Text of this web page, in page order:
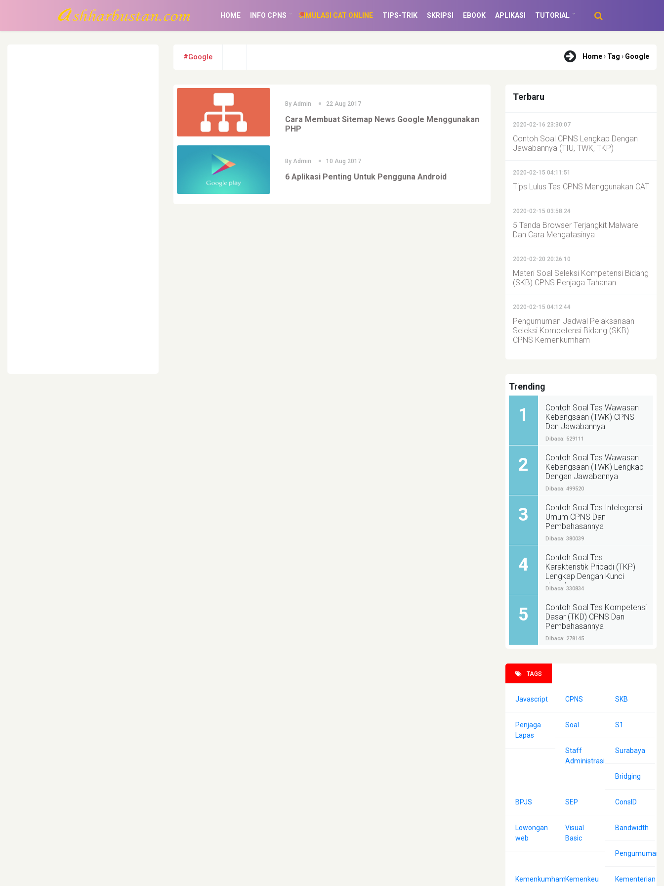
HOME(CURRENT)
INFO CPNS SIMULASI CAT ONLINE TIPS-TRIK SKRIPSI EBOOK APLIKASI TUTORIAL
#Google Home› Tag › Google
By Admin 22 Aug 2017
Cara Membuat Sitemap News Google Menggunakan
PHP
By Admin 10 Aug 2017
6 Aplikasi Penting Untuk Pengguna Android
Terbaru
2020-02-16 23:30:07
Contoh Soal CPNS Lengkap Dengan
Jawabannya (TIU, TWK, TKP)
2020-02-15 04:11:51
Tips Lulus Tes CPNS Menggunakan CAT
2020-02-15 03:58:24
5 Tanda Browser Terjangkit Malware
Dan Cara Mengatasinya
2020-02-20 20:26:10
Materi Soal Seleksi Kompetensi Bidang
(SKB) CPNS Penjaga Tahanan
2020-02-15 04:12:44
Pengumuman Jadwal Pelaksanaan
Seleksi Kompetensi Bidang (SKB)
CPNS Kemenkumham
Trending
1
Contoh Soal Tes Wawasan
Kebangsaan (TWK) CPNS
Dan Jawabannya
Dibaca: 529111
2
Contoh Soal Tes Wawasan
Kebangsaan (TWK) Lengkap
Dengan Jawabannya
Dibaca: 499520
3
Contoh Soal Tes Intelegensi
Umum CPNS Dan
Pembahasannya
Dibaca: 380039
4
Contoh Soal Tes
Karakteristik Pribadi (TKP)
Lengkap Dengan Kunci
Jawabannya
Dibaca: 330834
5
Contoh Soal Tes Kompetensi
Dasar (TKD) CPNS Dan
Pembahasannya
Dibaca: 278145
TAGS
Javascript CPNS SKB
Penjaga
Lapas
Soal S1
Staff
Administrasi
Surabaya
Bridging
BPJS SEP ConsID
Lowongan
web
Visual
Basic
Bandwidth
Pengumuman
KemenkumhamKemenkeu
Kementerian